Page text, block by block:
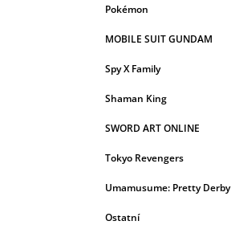
Pokémon
MOBILE SUIT GUNDAM
Spy X Family
Shaman King
SWORD ART ONLINE
Tokyo Revengers
Umamusume: Pretty Derby
Ostatní